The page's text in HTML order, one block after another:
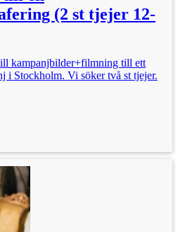
(2 st tjejer 12-
kampanjbilder+filmning till ett
i Stockholm. Vi söker två st tjejer.